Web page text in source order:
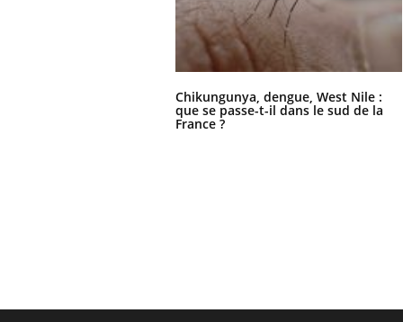
Chikungunya, dengue, West Nile :
que se passe-t-il dans le sud de la
France ?